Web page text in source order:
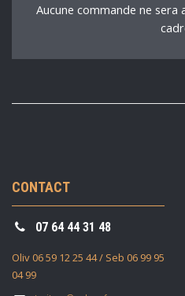
Aucune commande ne sera
CONTACT
Oliv 06 59 12 25 44 / Seb 06 99 95
04 99
07 64 44 31 48